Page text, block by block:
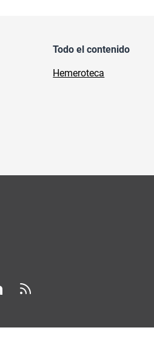
Todo el contenido
Hemeroteca